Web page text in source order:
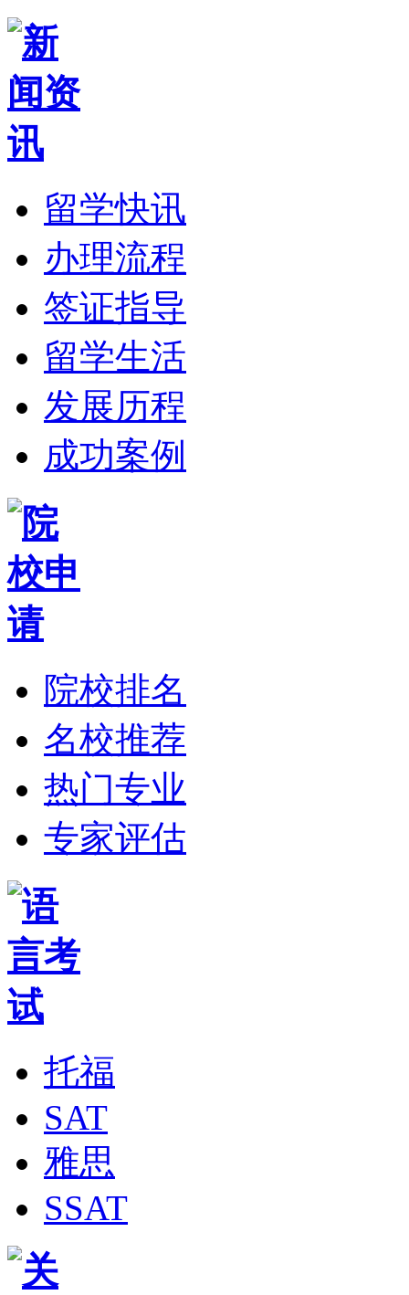
留学快讯
办理流程
签证指导
留学生活
发展历程
成功案例
院校排名
名校推荐
热门专业
专家评估
托福
SAT
雅思
SSAT